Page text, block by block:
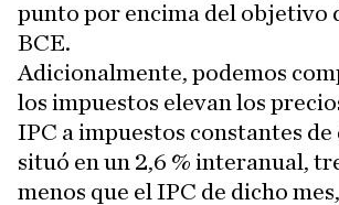
punto por encima del objetivo
BCE.
Adicionalmente, podemos
los impuestos elevan los
IPC a impuestos constantes
situó en un 2,6 % interanual,
menos que el IPC de dicho